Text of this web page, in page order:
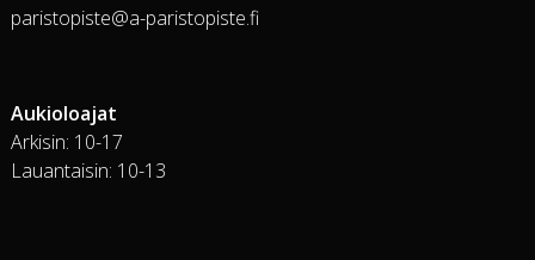
paristopiste@a-paristopiste.fi
Aukioloajat
Arkisin: 10-17
Lauantaisin: 10-13